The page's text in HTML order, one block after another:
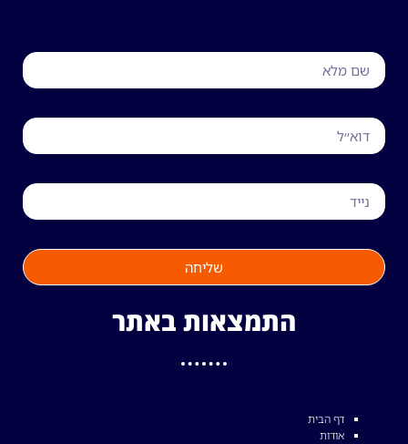
שליחה
התמצאות באתר
דף הבית
אודות